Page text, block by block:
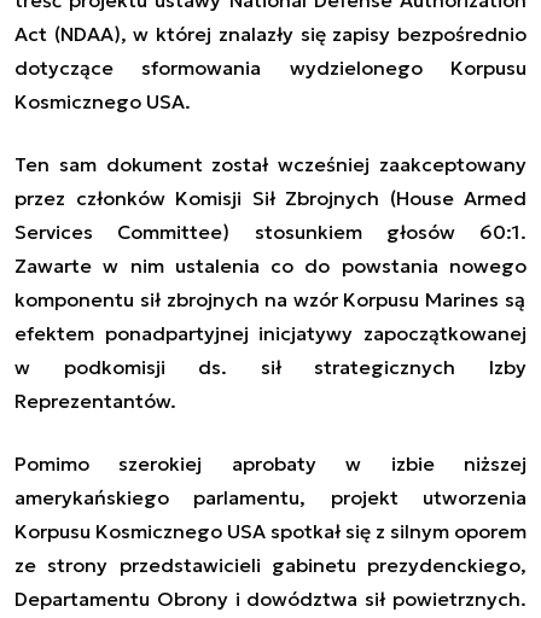
Act (NDAA), w której znalazły się zapisy bezpośrednio
dotyczące sformowania wydzielonego Korpusu
Kosmicznego USA.
Ten sam dokument został wcześniej zaakceptowany
przez członków Komisji Sił Zbrojnych (House Armed
Services Committee) stosunkiem głosów 60:1.
Zawarte w nim ustalenia co do powstania nowego
komponentu sił zbrojnych na wzór Korpusu Marines są
efektem ponadpartyjnej inicjatywy zapoczątkowanej
w podkomisji ds. sił strategicznych Izby
Reprezentantów.
Pomimo szerokiej aprobaty w izbie niższej
amerykańskiego parlamentu, projekt utworzenia
Korpusu Kosmicznego USA spotkał się z silnym oporem
ze strony przedstawicieli gabinetu prezydenckiego,
Departamentu Obrony i dowództwa sił powietrznych.